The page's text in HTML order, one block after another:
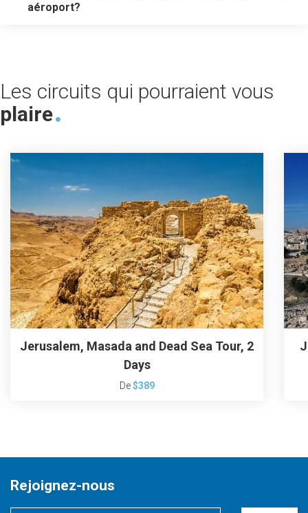
aéroport?
Les circuits qui pourraient vous
plaire
Jerusalem, Masada and Dead Sea Tour, 2
Days
De$389
Rejoignez-nous